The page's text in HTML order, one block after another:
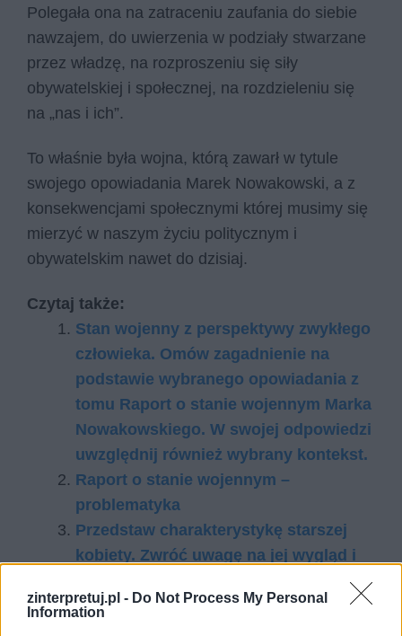
zinterpretuj.pl - Do Not Process My Personal
Information
Polegała ona na zatraceniu zaufania do siebie
nawzajem, do uwierzenia w podziały stwarzane
przez władzę, na rozproszeniu się siły
obywatelskiej i społecznej, na rozdzieleniu się
na „nas i ich”.
To właśnie była wojna, którą zawarł w tytule
swojego opowiadania Marek Nowakowski, a z
konsekwencjami społecznymi której musimy się
mierzyć w naszym życiu politycznym i
obywatelskim nawet do dzisiaj.
Czytaj także:
Stan wojenny z perspektywy zwykłego
człowieka. Omów zagadnienie na
podstawie wybranego opowiadania z
tomu Raport o stanie wojennym Marka
Nowakowskiego. W swojej odpowiedzi
uwzględnij również wybrany kontekst.
Raport o stanie wojennym –
problematyka
Przedstaw charakterystykę starszej
kobiety. Zwróć uwagę na jej wygląd i
zachowanie. Jakie cechy osobowości
bohaterki sugeruje ten opis? Kogo lub